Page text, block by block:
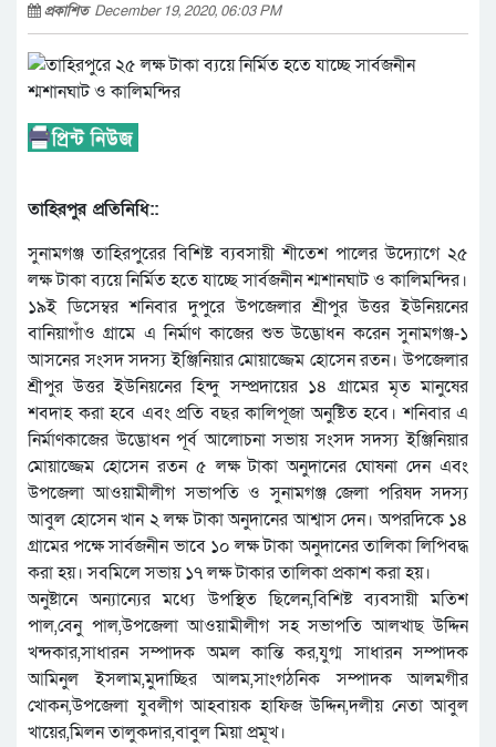
প্রকাশিত December 19, 2020, 06:03 PM
তাহিরপুর প্রতিনিধি::
সুনামগঞ্জ তাহিরপুরের বিশিষ্ট ব্যবসায়ী শীতেশ পালের উদ্যোগে ২৫
লক্ষ টাকা ব্যয়ে নির্মিত হতে যাচ্ছে সার্বজনীন শ্মশানঘাট ও কালিমন্দির।
১৯ই ডিসেম্বর শনিবার দুপুরে উপজেলার শ্রীপুর উত্তর ইউনিয়নের
বানিয়াগাঁও গ্রামে এ নির্মাণ কাজের শুভ উদ্ভোধন করেন সুনামগঞ্জ-১
আসনের সংসদ সদস্য ইঞ্জিনিয়ার মোয়াজ্জেম হোসেন রতন। উপজেলার
শ্রীপুর উত্তর ইউনিয়নের হিন্দু সম্প্রদায়ের ১৪ গ্রামের মৃত মানুষের
শবদাহ করা হবে এবং প্রতি বছর কালিপূজা অনুষ্টিত হবে। শনিবার এ
নির্মাণকাজের উদ্ভোধন পূর্ব আলোচনা সভায় সংসদ সদস্য ইঞ্জিনিয়ার
মোয়াজ্জেম হোসেন রতন ৫ লক্ষ টাকা অনুদানের ঘোষনা দেন এবং
উপজেলা আওয়ামীলীগ সভাপতি ও সুনামগঞ্জ জেলা পরিষদ সদস্য
আবুল হোসেন খান ২ লক্ষ টাকা অনুদানের আশ্বাস দেন। অপরদিকে ১৪
গ্রামের পক্ষে সার্বজনীন ভাবে ১০ লক্ষ টাকা অনুদানের তালিকা লিপিবদ্ধ
করা হয়। সবমিলে সভায় ১৭ লক্ষ টাকার তালিকা প্রকাশ করা হয়।
অনুষ্টানে অন্যান্যের মধ্যে উপস্থিত ছিলেন,বিশিষ্ট ব্যবসায়ী মতিশ
পাল,বেনু পাল,উপজেলা আওয়ামীলীগ সহ সভাপতি আলখাছ উদ্দিন
খন্দকার,সাধারন সম্পাদক অমল কান্তি কর,যুগ্ম সাধারন সম্পাদক
আমিনুল ইসলাম,মুদাচ্ছির আলম,সাংগঠনিক সম্পাদক আলমগীর
খোকন,উপজেলা যুবলীগ আহবায়ক হাফিজ উদ্দিন,দলীয় নেতা আবুল
খায়ের,মিলন তালুকদার,বাবুল মিয়া প্রমূখ।